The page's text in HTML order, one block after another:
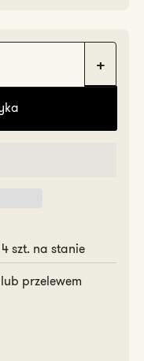
Mia
szt. na stanie
przelewem